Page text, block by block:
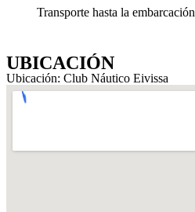
Transporte hasta la embarcación
UBICACIÓN
Ubicación: Club Náutico Eivissa